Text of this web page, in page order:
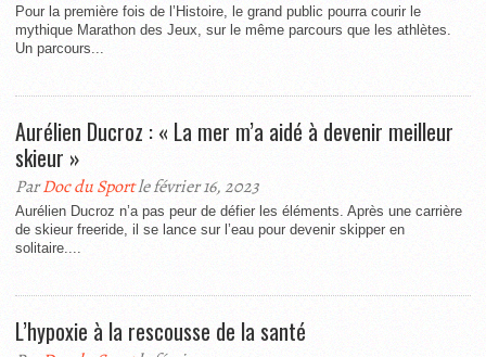
Pour la première fois de l’Histoire, le grand public pourra courir le
mythique Marathon des Jeux, sur le même parcours que les athlètes.
Un parcours...
Aurélien Ducroz : « La mer m’a aidé à devenir meilleur
skieur »
ParDoc du Sportle février 16, 2023
Aurélien Ducroz n’a pas peur de défier les éléments. Après une carrière
de skieur freeride, il se lance sur l’eau pour devenir skipper en
solitaire....
L’hypoxie à la rescousse de la santé